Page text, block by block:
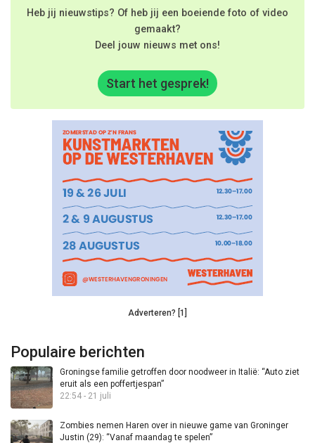
Heb jij nieuwstips? Of heb jij een boeiende foto of video
gemaakt?
Deel jouw nieuws met ons!
Start het gesprek!
Adverteren? [1]
Populaire berichten
Groningse familie getroffen door noodweer in Italië: “Auto ziet
eruit als een poffertjespan”
22:54 - 21 juli
Zombies nemen Haren over in nieuwe game van Groninger
Justin (29): “Vanaf maandag te spelen”